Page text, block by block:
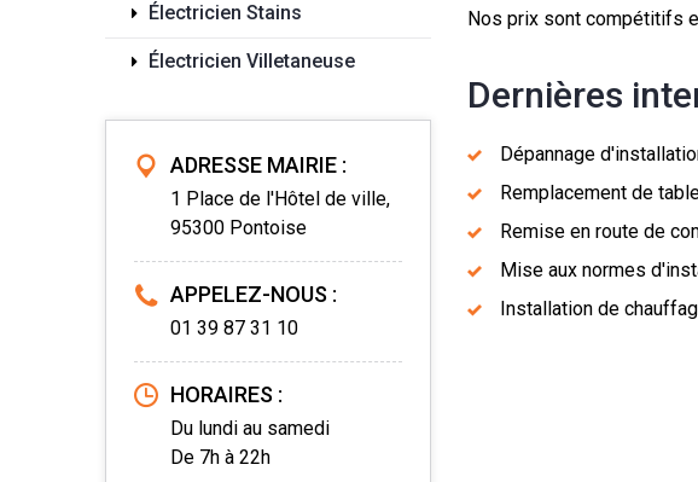
Électricien Stains
Électricien Villetaneuse
ADRESSE MAIRIE :
1 Place de l'Hôtel de ville,
95300 Pontoise
APPELEZ-NOUS :
01 39 87 31 10
HORAIRES :
Du lundi au samedi
De 7h à 22h
Nos prix sont compétitifs
Dernières
Dépannage
Remplacement de
Remise en route de
Mise aux normes
Installation de